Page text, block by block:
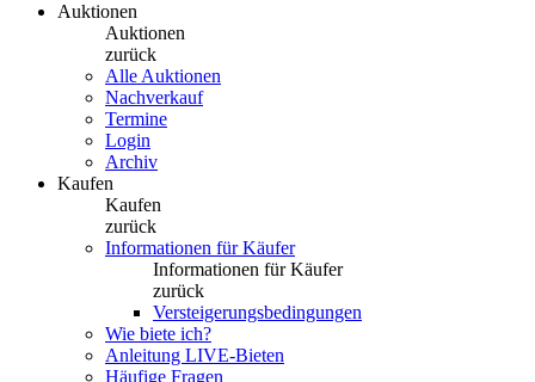
Auktionen
Auktionen
zurück
Alle Auktionen
Nachverkauf
Termine
Login
Archiv
Kaufen
Kaufen
zurück
Informationen für Käufer
Informationen für Käufer
zurück
Versteigerungsbedingungen
Wie biete ich?
Anleitung LIVE-Bieten
Häufige Fragen